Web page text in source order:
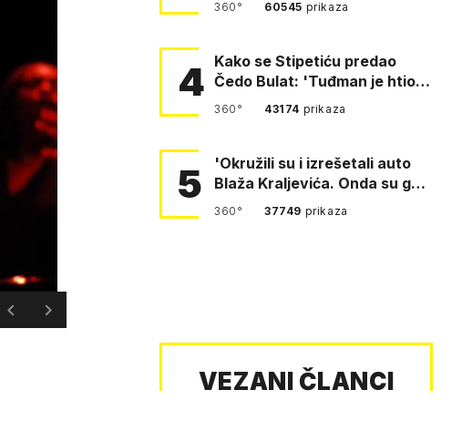
360° 60545 prikaza
4 Kako se Stipetiću predao
Čedo Bulat: 'Tuđman je htio
da se prerušim u ženu'
360° 43174 prikaza
5
'Okružili su i izrešetali auto
Blaža Kraljevića. Onda su ga
vukli po cesti'
360° 37749 prikaza
VEZANI ČLANCI